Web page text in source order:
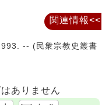
-- (民衆宗教史叢書
ありません
関連情報<<